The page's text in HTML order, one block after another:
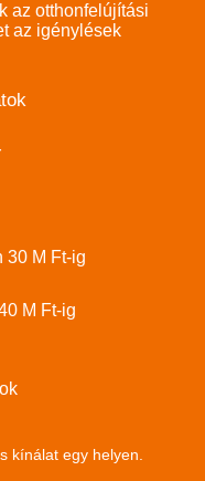
az otthonfelújítási
az igénylések
30 M Ft-ig
M Ft-ig
kínálat egy helyen.